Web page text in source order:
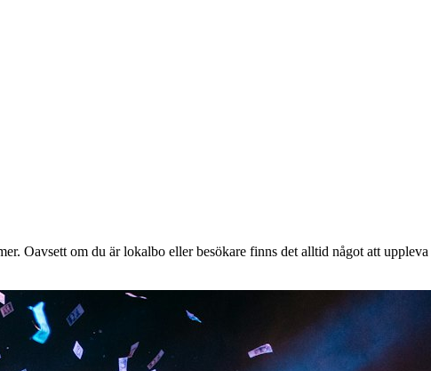
Oavsett om du är lokalbo eller besökare finns det alltid något att uppleva